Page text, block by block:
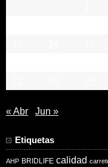
« Abr Jun »
Etiquetas
AHP BRIDLIFE calidad